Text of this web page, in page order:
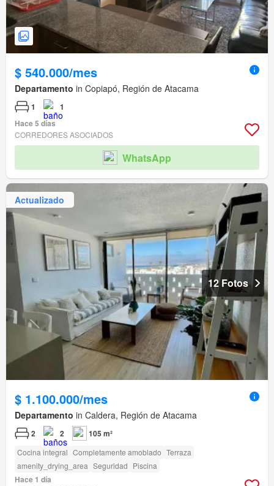
$ 540.000/mes
Departamento in Copiapó, Región de Atacama
1
1
Hace 5 días
CORREDORES ASOCIADOS
WhatsApp
Actualizado
12 Fotos
$ 1.100.000/mes
Departamento in Caldera, Región de Atacama
2 2 105 m²
Cocina integral Completamente amoblado Terraza
amenity_drying_area Seguridad Piscina
Hace 1 día